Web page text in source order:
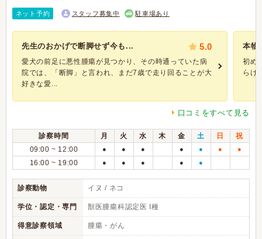
ネット予約 スタッフ募集中 駐車場あり
先生のおかげで断脚せず今も... 5.0
愛犬の前足に悪性腫瘍が見つかり、その時通っていた病
院では、「断脚」と言われ、まだ7歳で走り回ることが大
好きな愛...
本物
初め
らけ
口コミをすべて見る
診察時間 月 火 水 木 金 土 日
祝
09:00 ~ 12:00
● ● ● ● ● ● ●
16:00 ~ 19:00 ● ● ● ● ●
診察動物 イヌ / ネコ
学位・認定・専門 獣医腫瘍科認定医 I種
得意診察領域 腫瘍・がん